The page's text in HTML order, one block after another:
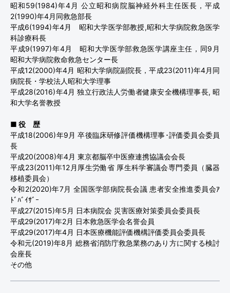
昭和59(1984)年4月 公立昭和病院脳神経外科主任医長，平成
2(1990)年4月同救急部長
平成6(1994)年4月 昭和大学医学部教授,昭和大学病院救急医学
科診療科長
平成9(1997)年4月 昭和大学医学部救急医学講座主任，同9月
昭和大学病院救命救急センター長
平成12(2000)年4月 昭和大学病院副院長，平成23(2011)年4月同
病院長・学校法人昭和大学理事
平成28(2016)年4月 独立行政法人労働者健康安全機構理事長, 昭
和大学名誉教授
■ 役 歴
平成18(2006)年9月 卒後臨床研修評価機構理事･評価委員会委員
長
平成20(2008)年4月 東京都脳卒中医療連携協議会会長
平成23(2011)年12月厚生労働省 厚生科学審議会専門委員（臓器
移植委員会）
令和2(2020)年7月 全国医学部病院長会議 患者安全推進委員会ｱ
ﾄﾞﾊﾞｲｻﾞｰ
平成27(2015)年5月 日本病院会 災害医療対策委員会委員長
平成29(2017)年2月 日本救急医学会名誉会員
平成29(2017)年4月 日本医療機能評価機構評価委員会委員長
令和元(2019)年8月 総務省消防庁救急業務のあり方に関する検討
会座長
その他